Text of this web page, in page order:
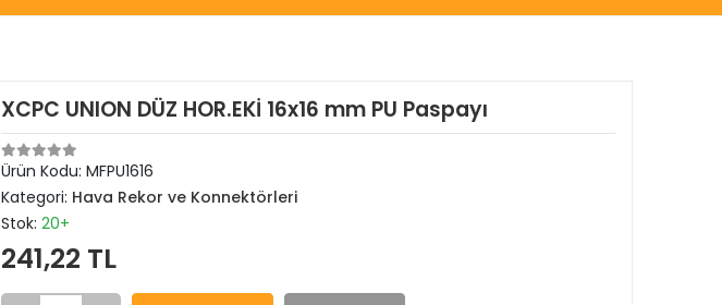
XCPC UNION DÜZ HOR.EKİ 16x16 mm PU Paspayı
Ürün Kodu: MFPU1616
Kategori: Hava Rekor ve Konnektörleri
Stok: 20+
241,22 TL